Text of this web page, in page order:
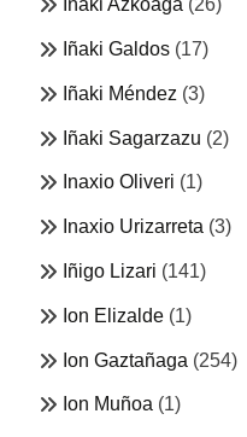
Iñaki Azkoaga (26)
Iñaki Galdos (17)
Iñaki Méndez (3)
Iñaki Sagarzazu (2)
Inaxio Oliveri (1)
Inaxio Urizarreta (3)
Iñigo Lizari (141)
Ion Elizalde (1)
Ion Gaztañaga (254)
Ion Muñoa (1)